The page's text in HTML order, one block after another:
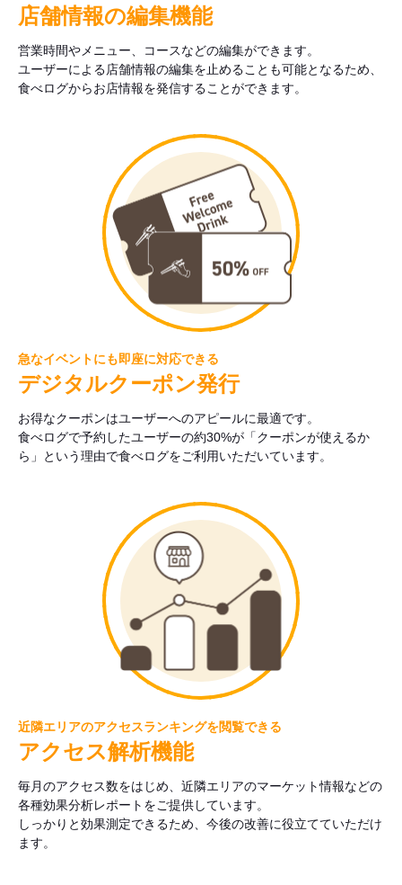
店舗情報の編集機能
営業時間やメニュー、コースなどの編集ができます。
ユーザーによる店舗情報の編集を止めることも可能となるため、
食べログからお店情報を発信することができます。
急なイベントにも即座に対応できる
デジタルクーポン発行
お得なクーポンはユーザーへのアピールに最適です。
食べログで予約したユーザーの約30%が「クーポンが使えるか
ら」という理由で食べログをご利用いただいています。
近隣エリアのアクセスランキングを閲覧できる
アクセス解析機能
毎月のアクセス数をはじめ、近隣エリアのマーケット情報などの
各種効果分析レポートをご提供しています。
しっかりと効果測定できるため、今後の改善に役立てていただけ
ます。